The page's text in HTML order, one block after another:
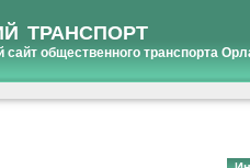
ТРАНСПОРТ
общественного транспорта